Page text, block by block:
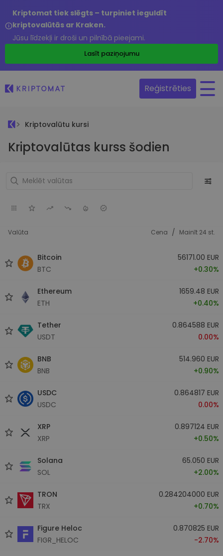
Kriptomat tiek slēgts – turpiniet ieguldīt
kriptovalūtās ar Kraken.
Jūsu līdzekļi ir droši un pilnībā pieejami.
Lasīt paziņojumu
Reģistrēties
Kriptovalūtu kursi
Kriptovalūtas kurss šodien
Valūta Cena / Mainīt 24 st.
Bitcoin
BTC
56171.00 EUR
+0.30%
Ethereum
ETH
1659.48 EUR
+0.40%
Tether
USDT
0.864588 EUR
0.00%
BNB
BNB
514.960 EUR
+0.90%
USDC
USDC
0.864817 EUR
0.00%
XRP
XRP
0.897124 EUR
+0.50%
Solana
SOL
65.050 EUR
+2.00%
TRON
TRX
0.284204000 EUR
+0.70%
Figure Heloc
FIGR_HELOC
0.870825 EUR
-2.70%